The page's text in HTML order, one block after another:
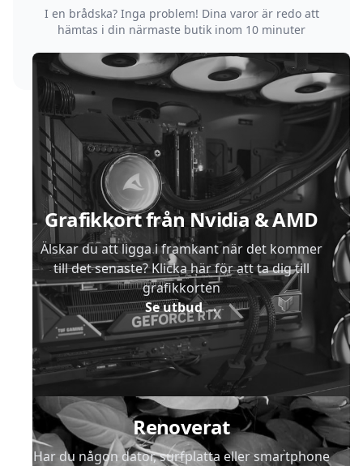
I en brådska? Inga problem! Dina varor är redo att
hämtas i din närmaste butik inom 10 minuter
Grafikkort från Nvidia & AMD
Älskar du att ligga i framkant när det kommer
till det senaste? Klicka här för att ta dig till
grafikkorten
Se utbud→
Renoverat
Har du någon dator, surfplatta eller smartphone